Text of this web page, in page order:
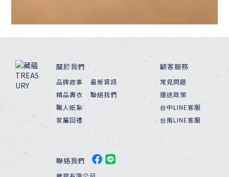
關於我們
品牌故事
最新資訊
精品壽衣
聯絡我們
職人紙紮
家屬回禮
顧客服務
常見問題
運送政策
台中LINE客服
台南LINE客服
聯絡我們